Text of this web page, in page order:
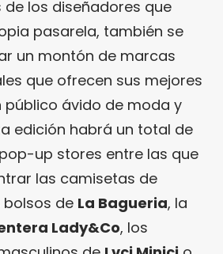
los diseñadores que
pasarela, también se
un montón de marcas
que ofrecen sus mejores
público ávido de moda y
edición habrá un total de
up stores entre las que
las camisetas de
bolsos de La Bagueria, la
Lady&Co, los